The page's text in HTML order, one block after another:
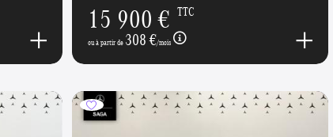
15 900 € TTC
ou à partir de 308 €/mois